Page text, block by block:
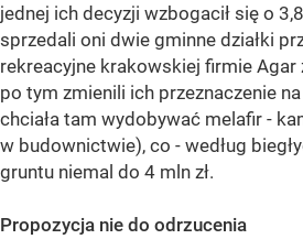
jednej ich decyzji wzbogacił się o
sprzedali oni dwie gminne działki
rekreacyjne krakowskiej firmie Agar
po tym zmienili ich przeznaczenie
chciała tam wydobywać melafir -
w budownictwie), co - według
gruntu niemal do 4 mln zł.
Propozycja nie do odrzucenia